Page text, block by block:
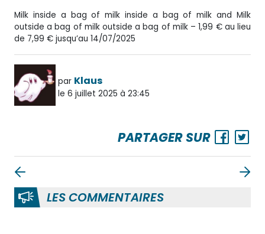
Milk inside a bag of milk inside a bag of milk and Milk
outside a bag of milk outside a bag of milk – 1,99 € au lieu
de 7,99 € jusqu’au 14/07/2025
par Klaus
le 6 juillet 2025 à 23:45
PARTAGER SUR
LES COMMENTAIRES